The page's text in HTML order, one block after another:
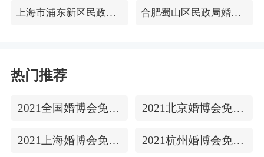
上海市浦东新区民政局婚姻登记处 合肥蜀山区民政局婚姻登记处
热门推荐
2021全国婚博会免费门票 2021北京婚博会免费门票
2021上海婚博会免费门票 2021杭州婚博会免费门票